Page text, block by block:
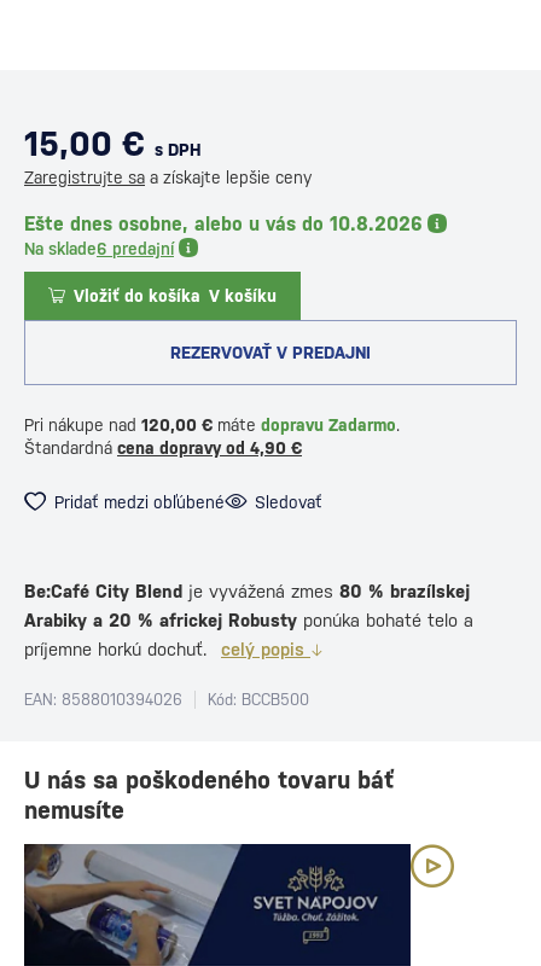
15,00 € s DPH
Zaregistrujte sa a získajte lepšie ceny
Ešte dnes osobne, alebo u vás do 10.8.2026
Na sklade6 predajní
Vložiť do košíka V košíku
REZERVOVAŤ V PREDAJNI
Pri nákupe nad 120,00 € máte dopravu Zadarmo.
Štandardná cena dopravy od 4,90 €
Pridať medzi obľúbené Sledovať
Be:Café City Blend je vyvážená zmes 80 % brazílskej
Arabiky a 20 % africkej Robusty ponúka bohaté telo a
príjemne horkú dochuť.
celý popis
EAN: 8588010394026 Kód: BCCB500
U nás sa poškodeného tovaru báť
nemusíte